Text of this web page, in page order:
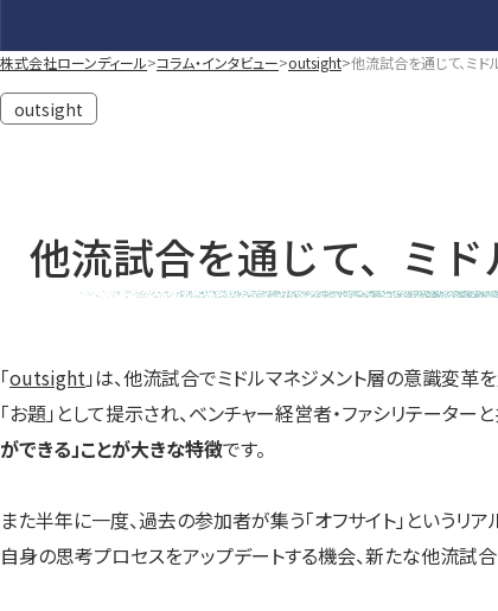
株式会社ローンディール コラム・インタビュー outsight 他流試合を通じて、ミ
outsight
他流試合を通じて、ミ
「outsight」は、他流試合でミドルマネジメント層の意識変
「お題」として提示され、ベンチャー経営者・ファシリテータ
ができる」ことが大きな特徴です。
また半年に一度、過去の参加者が集う「オフサイト」というリ
自身の思考プロセスをアップデートする機会、新たな他流試